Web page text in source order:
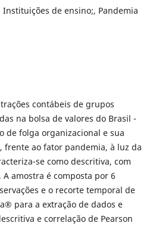
de ensino;, Pandemia
contábeis de grupos
na bolsa de valores do Brasil -
de folga organizacional e sua
frente ao fator pandemia, à luz da
se como descritiva, com
amostra é composta por 6
e o recorte temporal de
para a extração de dados e
e correlação de Pearson